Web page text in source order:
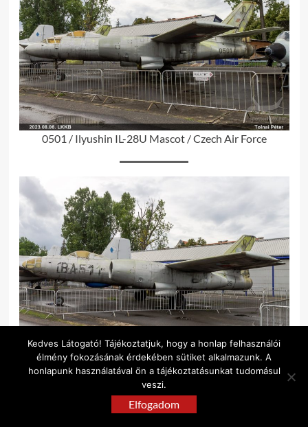
0501 / Ilyushin IL-28U Mascot / Czech Air Force
6926 / Ilyushin IL-28R Beagle / Czech Air Force
Kedves Látogató! Tájékoztatjuk, hogy a honlap felhasználói
élmény fokozásának érdekében sütiket alkalmazunk. A
honlapunk használatával ön a tájékoztatásunkat tudomásul
veszi.
Elfogadom